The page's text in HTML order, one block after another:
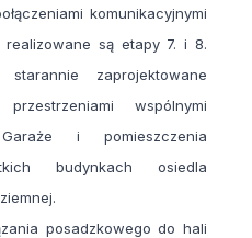
komunikacyjnymi
są etapy 7. i 8.
zaprojektowane
wspólnymi
i pomieszczenia
budynkach osiedla
posadzkowego do hali